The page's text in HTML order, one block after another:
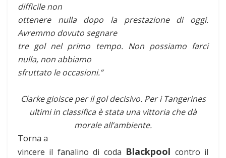
difficile non
ottenere nulla dopo la prestazione di oggi.
Avremmo dovuto segnare
tre gol nel primo tempo. Non possiamo farci
nulla, non abbiamo
sfruttato le occasioni.”
Clarke gioisce per il gol decisivo. Per i Tangerines
ultimi in classifica è stata una vittoria che dà
morale all’ambiente.
Torna a
vincere il fanalino di coda Blackpool contro il